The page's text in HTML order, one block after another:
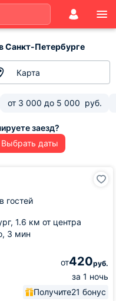
Санкт-Петербурге
Карта
от 3 000 до 5 000 руб.
Выбрать даты
гостей
1.6 км от центра
3 мин
от420руб.
за 1 ночь
Получите21 бонус